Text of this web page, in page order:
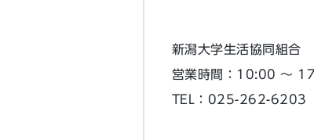
新潟大学生活協同組合
営業時間：10:00 ～
TEL：025-262-6203